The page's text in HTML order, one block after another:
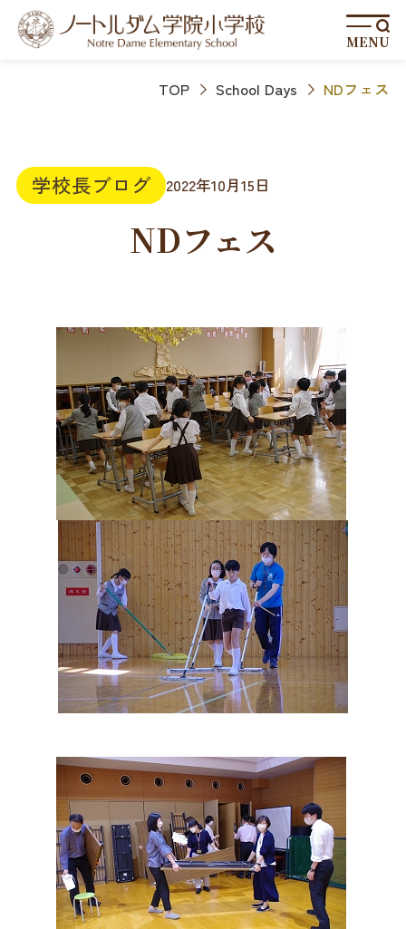
MENU
TOP School Days NDフェス
学校長ブログ 2022年10月15日
NDフェス